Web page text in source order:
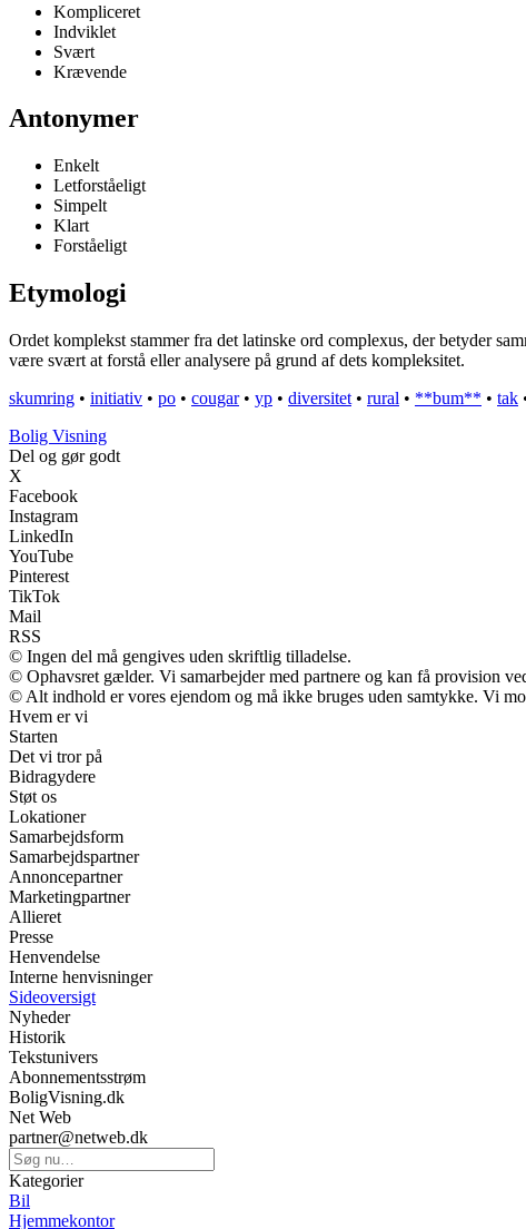
Kompliceret
Indviklet
Svært
Krævende
Antonymer
Enkelt
Letforståeligt
Simpelt
Klart
Forståeligt
Etymologi
Ordet komplekst stammer fra det latinske ord complexus, der betyder
være svært at forstå eller analysere på grund af dets kompleksitet.
skumring • initiativ • po • cougar• yp • diversitet • rural • **bum** • tak
Bolig Visning
Del og gør godt
X
Facebook
Instagram
LinkedIn
YouTube
Pinterest
TikTok
Mail
RSS
© Ingen del må gengives uden skriftlig tilladelse.
© Ophavsret gælder. Vi samarbejder med partnere og kan få provision
© Alt indhold er vores ejendom og må ikke bruges uden samtykke. Vi
Hvem er vi
Starten
Det vi tror på
Bidragydere
Støt os
Lokationer
Samarbejdsform
Samarbejdspartner
Annoncepartner
Marketingpartner
Allieret
Presse
Henvendelse
Interne henvisninger
Sideoversigt
Nyheder
Historik
Tekstunivers
Abonnementsstrøm
BoligVisning.dk
Net Web
partner@netweb.dk
Kategorier
Bil
Hjemmekontor